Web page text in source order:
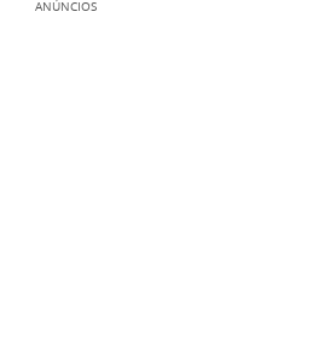
ANÚNCIOS